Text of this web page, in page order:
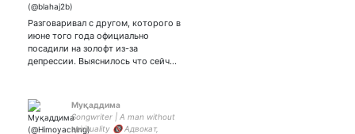
Принуждённый owner
Разговаривал с другом, которого в
июне того года официально
посадили на золофт из-за
депрессии. Выяснилось что сейч…
Муқаддима
Songwriter | A man without
spirituality 🔞 Адвокат,